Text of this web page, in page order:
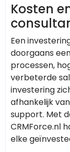
Kosten
Een
doorgaans
processen,
verbeterde
investering
afhankelijk
support. Met
CRMForce.nl
elke